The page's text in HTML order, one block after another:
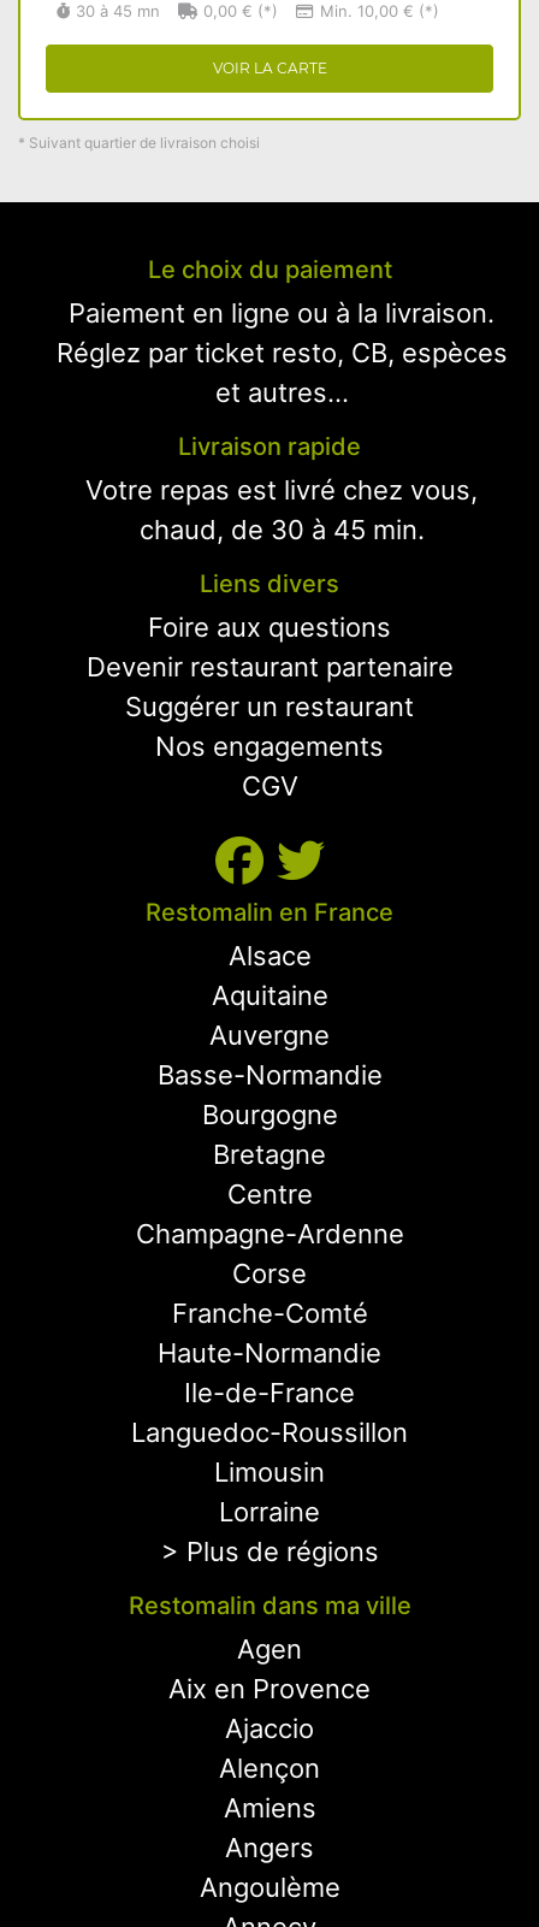
30 à 45 mn
0,00 € (*) Min. 10,00 € (*)
VOIR LA CARTE
* Suivant quartier de livraison choisi
Le choix du paiement
Paiement en ligne ou à la livraison.
Réglez par ticket resto, CB, espèces
et autres...
Livraison rapide
Votre repas est livré chez vous,
chaud, de 30 à 45 min.
Liens divers
Foire aux questions
Devenir restaurant partenaire
Suggérer un restaurant
Nos engagements
CGV
Restomalin en France
Alsace
Aquitaine
Auvergne
Basse-Normandie
Bourgogne
Bretagne
Centre
Champagne-Ardenne
Corse
Franche-Comté
Haute-Normandie
Ile-de-France
Languedoc-Roussillon
Limousin
Lorraine
> Plus de régions
Restomalin dans ma ville
Agen
Aix en Provence
Ajaccio
Alençon
Amiens
Angers
Angoulème